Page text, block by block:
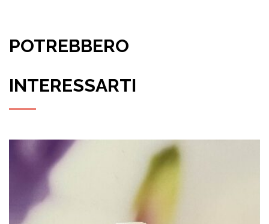
POTREBBERO
INTERESSARTI